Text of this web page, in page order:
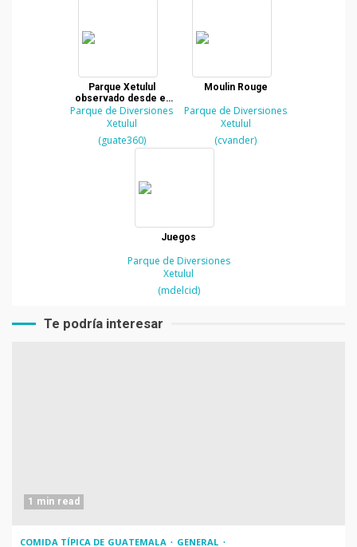
Parque Xetulul
observado desde el
aire
Parque de Diversiones
Xetulul
(guate360)
Moulin Rouge
Parque de Diversiones
Xetulul
(cvander)
Juegos
Parque de Diversiones
Xetulul
(mdelcid)
Te podría interesar
1 min read
COMIDA TÍPICA DE GUATEMALA GENERAL